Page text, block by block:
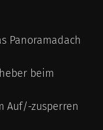
Panoramadach
beim
Auf/-zusperren